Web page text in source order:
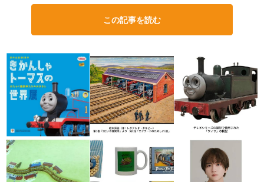
この記事を読む